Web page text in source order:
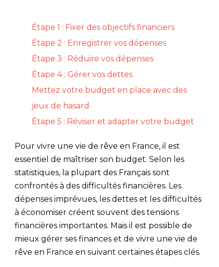
Étape 1 : Fixer des objectifs financiers
Étape 2 : Enregistrer vos dépenses
Étape 3 : Réduire vos dépenses
Étape 4 : Gérer vos dettes
Mettez votre budget en place avec des
jeux de hasard
Étape 5 : Réviser et adapter votre budget
Pour vivre une vie de rêve en France, il est
essentiel de maîtriser son budget. Selon les
statistiques, la plupart des Français sont
confrontés à des difficultés financières. Les
dépenses imprévues, les dettes et les difficultés
à économiser créent souvent des tensions
financières importantes. Mais il est possible de
mieux gérer ses finances et de vivre une vie de
rêve en France en suivant certaines étapes clés.